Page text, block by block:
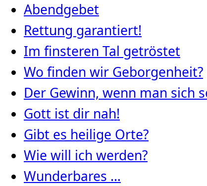
Abendgebet
Rettung garantiert!
Im finsteren Tal getröstet
Wo finden wir Geborgenheit?
Der Gewinn, wenn man sich
Gott ist dir nah!
Gibt es heilige Orte?
Wie will ich werden?
Wunderbares …